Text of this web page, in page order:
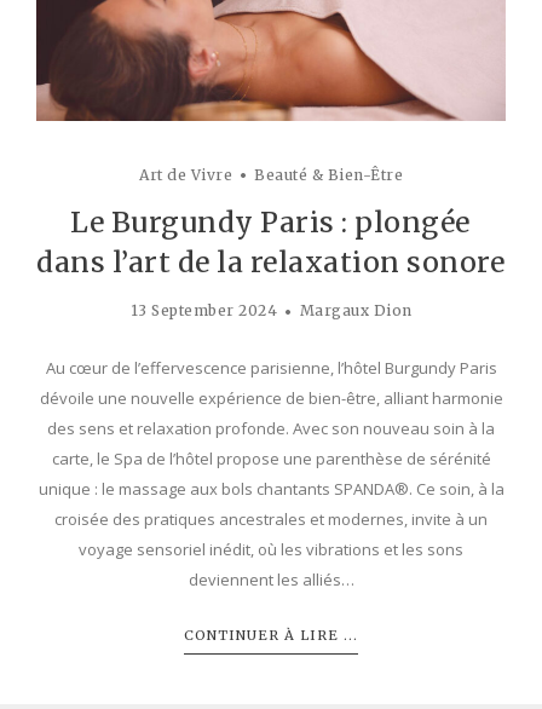
Art de Vivre Beauté & Bien-Être
Le Burgundy Paris : plongée
dans l’art de la relaxation sonore
13 September 2024 Margaux Dion
Au cœur de l’effervescence parisienne, l’hôtel Burgundy Paris
dévoile une nouvelle expérience de bien-être, alliant harmonie
des sens et relaxation profonde. Avec son nouveau soin à la
carte, le Spa de l’hôtel propose une parenthèse de sérénité
unique : le massage aux bols chantants SPANDA®. Ce soin, à la
croisée des pratiques ancestrales et modernes, invite à un
voyage sensoriel inédit, où les vibrations et les sons
deviennent les alliés…
CONTINUER À LIRE ...